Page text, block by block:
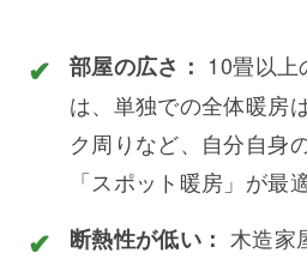
部屋の広さ： 10畳以上
は、単独での全体暖房
ク周りなど、自分自身
「スポット暖房」が最
断熱性が低い： 木造家